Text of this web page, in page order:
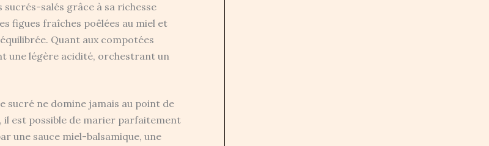
salés grâce à sa richesse
figues fraîches poêlées au miel et
Quant aux compotées
une légère acidité, orchestrant un
sucré ne domine jamais au point de
il est possible de marier parfaitement
une sauce miel-balsamique, une